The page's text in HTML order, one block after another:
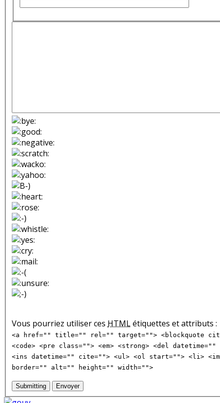
Vous pourriez utiliser ces HTMLétiquettes et attributs :
<a href="" title="" rel="" target=""> <blockquote
<code> <pre class=""> <em> <strong> <del
<ins datetime="" cite=""> <ul> <ol start=""> <li>
border="" alt="" height="" width="">
Submitting Envoyer